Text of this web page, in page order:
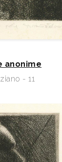
anonime
- 11